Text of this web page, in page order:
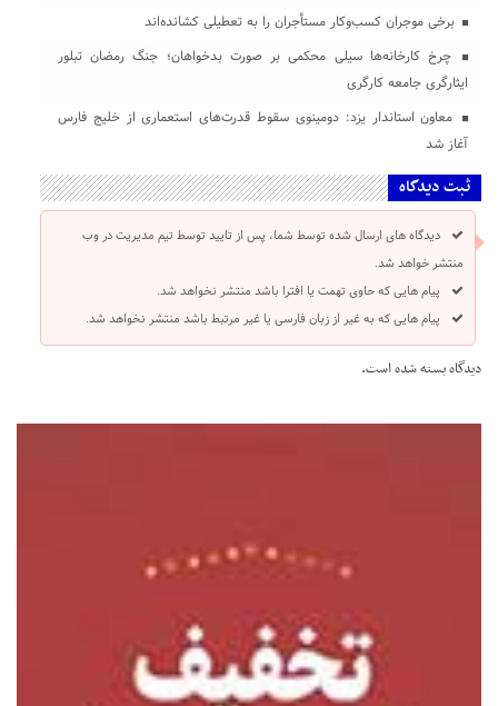
برخی موجران کسب‌وکار مستأجران را به تعطیلی کشانده‌اند
چرخ کارخانه‌ها سیلی محکمی بر صورت بدخواهان؛ جنگ رمضان تبلور
ایثارگری جامعه کارگری
معاون استاندار یزد: دومینوی سقوط قدرت‌های استعماری از خلیج فارس
آغاز شد
ثبت دیدگاه
دیدگاه های ارسال شده توسط شما، پس از تایید توسط تیم مدیریت در وب
منتشر خواهد شد.
پیام هایی که حاوی تهمت یا افترا باشد منتشر نخواهد شد.
پیام هایی که به غیر از زبان فارسی یا غیر مرتبط باشد منتشر نخواهد شد.
دیدگاه بسته شده است.